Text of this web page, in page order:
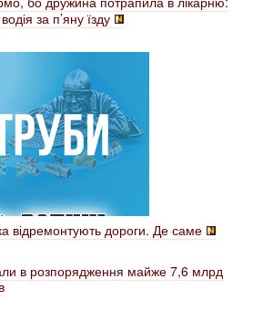
за п’яну їзду
відремонтують дороги. Де саме
в розпорядження майже 7,6 млрд